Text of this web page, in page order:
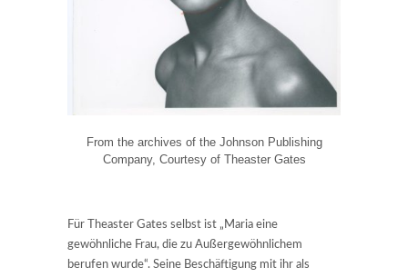
From the archives of the Johnson Publishing
Company, Courtesy of Theaster Gates
Für Theaster Gates selbst ist „Maria eine
gewöhnliche Frau, die zu Außergewöhnlichem
berufen wurde“. Seine Beschäftigung mit ihr als